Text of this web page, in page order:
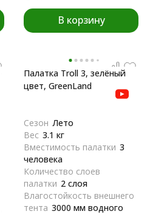
В корзину
Палатка Troll 3, зелёный
цвет, GreenLand
Сезон Лето
Вес 3.1 кг
Вместимость палатки 3
человека
Количество слоев
палатки 2 слоя
Влагостойкость внешнего
тента 3000 мм водного